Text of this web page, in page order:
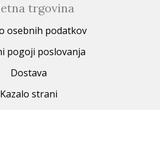
trgovina
osebnih podatkov
pogoji poslovanja
Dostava
Kazalo strani